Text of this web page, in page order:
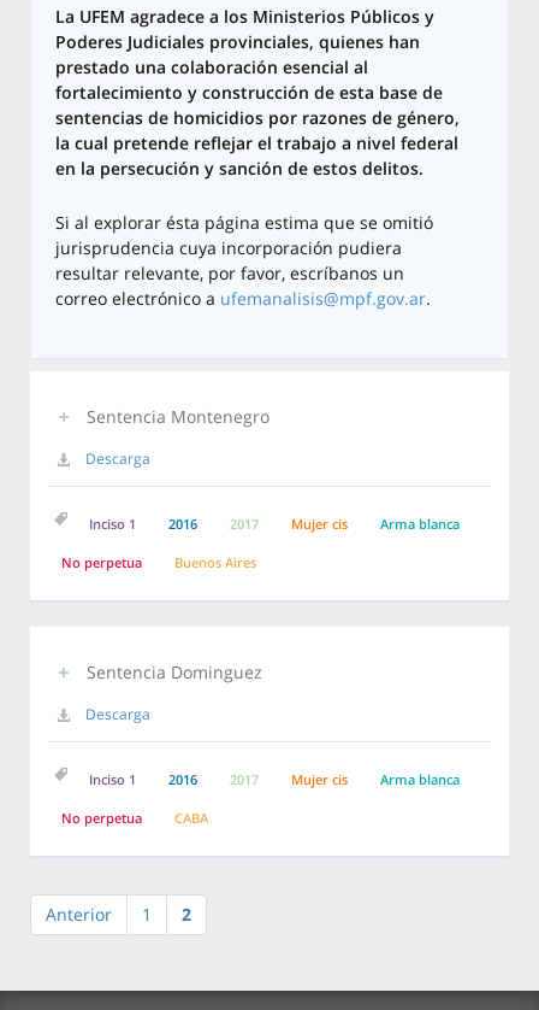
La UFEM agradece a los Ministerios Públicos y
Poderes Judiciales provinciales, quienes han
prestado una colaboración esencial al
fortalecimiento y construcción de esta base de
sentencias de homicidios por razones de género,
la cual pretende reflejar el trabajo a nivel federal
en la persecución y sanción de estos delitos.
Si al explorar ésta página estima que se omitió
jurisprudencia cuya incorporación pudiera
resultar relevante, por favor, escríbanos un
correo electrónico a ufemanalisis@mpf.gov.ar.
Sentencia Montenegro
Descarga
Inciso 1 2016 2017 Mujer cis Arma blanca
No perpetua Buenos Aires
Sentencia Dominguez
Descarga
Inciso 1 2016 2017 Mujer cis Arma blanca
No perpetua CABA
Anterior 1 2